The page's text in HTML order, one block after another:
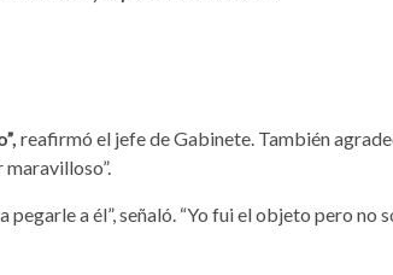
reafirmó el jefe de Gabinete. También
a él”, señaló. “Yo fui el objeto pero no